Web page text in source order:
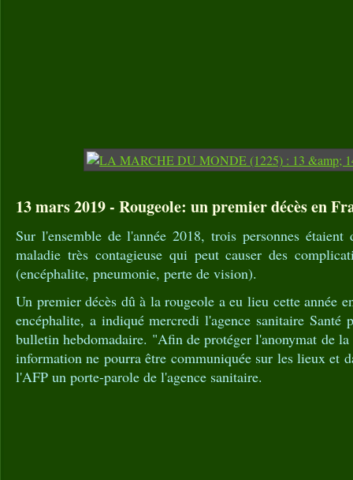
13 mars 2019 - Rougeole: un premier décès en
Sur l'ensemble de l'année 2018, trois personnes étaient
maladie très contagieuse qui peut causer des
(encéphalite, pneumonie, perte de vision).
Un premier décès dû à la rougeole a eu lieu cette année
encéphalite, a indiqué mercredi l'agence sanitaire Santé
bulletin hebdomadaire. "Afin de protéger l'anonymat de la
information ne pourra être communiquée sur les lieux et
l'AFP un porte-parole de l'agence sanitaire.